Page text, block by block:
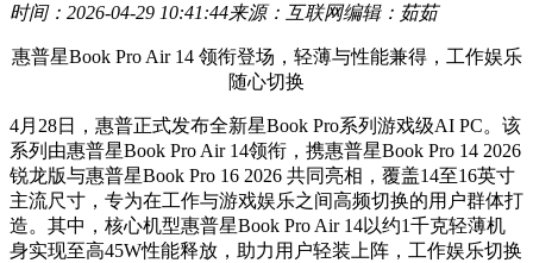
时间：2026-04-29 10:41:44来源：互联网编辑：茹茹
惠普星Book Pro Air 14 领衔登场，轻薄与性能兼得，工作娱乐
随心切换
4月28日，惠普正式发布全新星Book Pro系列游戏级AI PC。该
系列由惠普星Book Pro Air 14领衔，携惠普星Book Pro 14 2026
锐龙版与惠普星Book Pro 16 2026 共同亮相，覆盖14至16英寸
主流尺寸，专为在工作与游戏娱乐之间高频切换的用户群体打
造。其中，核心机型惠普星Book Pro Air 14以约1千克轻薄机
身实现至高45W性能释放，助力用户轻装上阵，工作娱乐切换